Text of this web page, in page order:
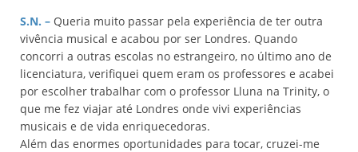
S.N. – Queria muito passar pela experiência de ter outra
vivência musical e acabou por ser Londres. Quando
concorri a outras escolas no estrangeiro, no último ano de
licenciatura, verifiquei quem eram os professores e acabei
por escolher trabalhar com o professor Lluna na Trinity, o
que me fez viajar até Londres onde vivi experiências
musicais e de vida enriquecedoras.
Além das enormes oportunidades para tocar, cruzei-me